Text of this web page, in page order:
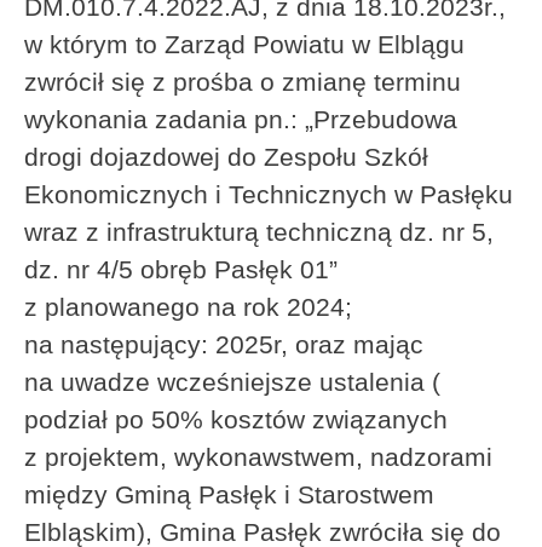
DM.010.7.4.2022.AJ, z dnia 18.10.2023r.,
w którym to Zarząd Powiatu w Elblągu
zwrócił się z prośba o zmianę terminu
wykonania zadania pn.: „Przebudowa
drogi dojazdowej do Zespołu Szkół
Ekonomicznych i Technicznych w Pasłęku
wraz z infrastrukturą techniczną dz. nr 5,
dz. nr 4/5 obręb Pasłęk 01”
z planowanego na rok 2024;
na następujący: 2025r, oraz mając
na uwadze wcześniejsze ustalenia (
podział po 50% kosztów związanych
z projektem, wykonawstwem, nadzorami
między Gminą Pasłęk i Starostwem
Elbląskim), Gmina Pasłęk zwróciła się do